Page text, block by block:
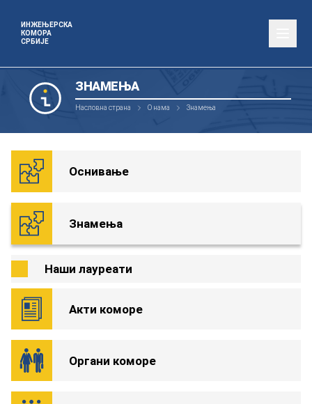
ИНЖЕЊЕРСКА
КОМОРА
СРБИЈЕ
ЗНАМЕЊА
Насловна страна О нама Знамења
Оснивање
Знамења
Наши лауреати
Акти коморе
Органи коморе